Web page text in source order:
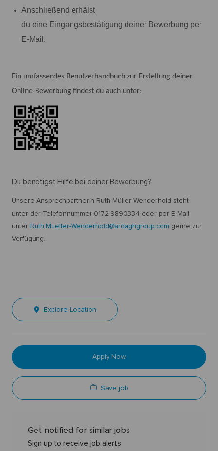
Anschließend erhälst
du eine Eingangsbestätigung deiner Bewerbung per
E-Mail.
Ein umfassendes Benutzerhandbuch zur Erstellung deiner
Online-Bewerbung findest du auch unter:
Du benötigst Hilfe bei deiner Bewerbung?
Unsere Ansprechpartnerin Ruth Müller-Wenderhold steht
unter der Telefonnummer 0172 9890334 oder per E-Mail
unter Ruth.Mueller-Wenderhold@ardaghgroup.com gerne zur
Verfügung.
Explore Location
Apply Now
Save job
Get notified for similar jobs
Sign up to receive job alerts